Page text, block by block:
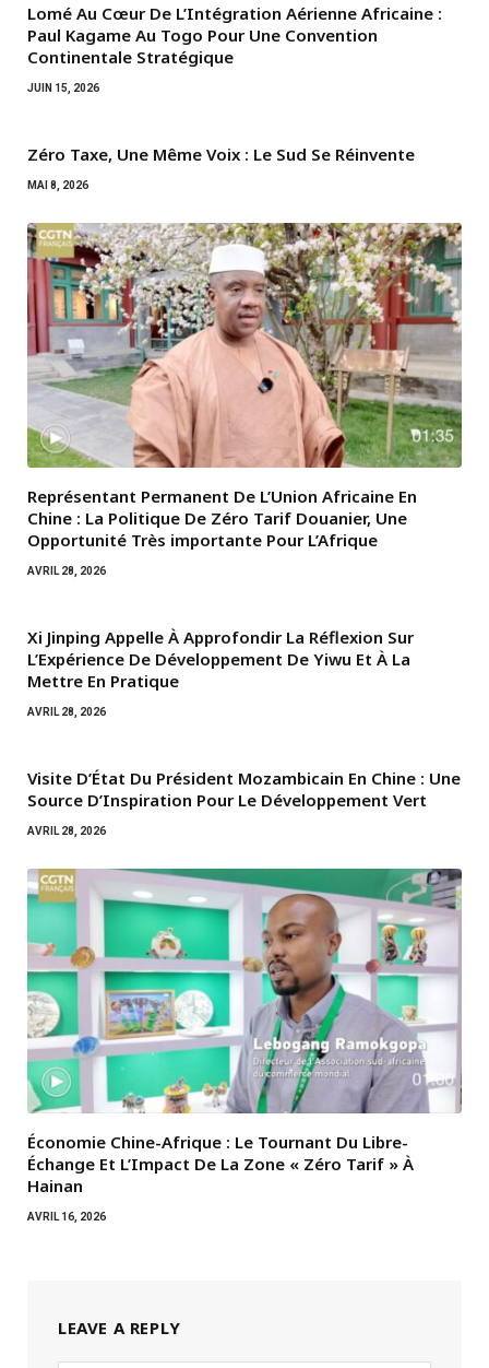
Lomé Au Cœur De L’Intégration Aérienne Africaine :
Paul Kagame Au Togo Pour Une Convention
Continentale Stratégique
JUIN 15, 2026
Zéro Taxe, Une Même Voix : Le Sud Se Réinvente
MAI 8, 2026
Représentant Permanent De L’Union Africaine En
Chine : La Politique De Zéro Tarif Douanier, Une
Opportunité Très importante Pour L’Afrique
AVRIL 28, 2026
Xi Jinping Appelle À Approfondir La Réflexion Sur
L’Expérience De Développement De Yiwu Et À La
Mettre En Pratique
AVRIL 28, 2026
Visite D’État Du Président Mozambicain En Chine : Une
Source D’Inspiration Pour Le Développement Vert
AVRIL 28, 2026
Économie Chine-Afrique : Le Tournant Du Libre-
Échange Et L’Impact De La Zone « Zéro Tarif » À
Hainan
AVRIL 16, 2026
LEAVE A REPLY